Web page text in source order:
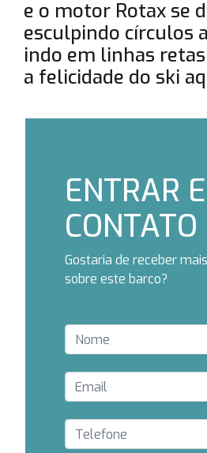
e o motor Rotax se
esculpindo círculos
indo em linhas
a felicidade do ski
ENTRAR
CONTATO
Gostaria de receber
sobre este barco?